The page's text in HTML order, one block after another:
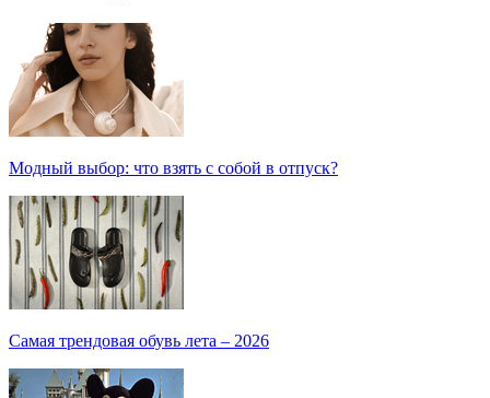
Модный выбор: что взять с собой в отпуск?
Самая трендовая обувь лета – 2026